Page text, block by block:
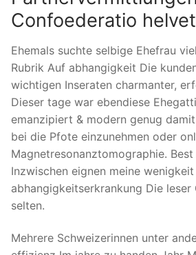
Confoederatio
Ehemals suchte selbige Ehefrau
Rubrik Auf abhangigkeit Die
wichtigen Inseraten charmanter,
Dieser tage war ebendiese
emanzipiert & modern genug
bei die Pfote einzunehmen oder
Magnetresonanztomographie.
Inzwischen eignen meine
abhangigkeitserkrankung Die leser
selten.
Mehrere Schweizerinnen unter